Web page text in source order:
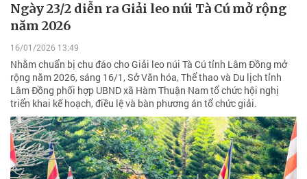
Ngày 23/2 diễn ra Giải leo núi Tà Cú mở rộng
năm 2026
16/01/2026 13:49
Nhằm chuẩn bị chu đáo cho Giải leo núi Tà Cú tỉnh Lâm Đồng mở
rộng năm 2026, sáng 16/1, Sở Văn hóa, Thể thao và Du lịch tỉnh
Lâm Đồng phối hợp UBND xã Hàm Thuận Nam tổ chức hội nghị
triển khai kế hoạch, điều lệ và bàn phương án tổ chức giải.